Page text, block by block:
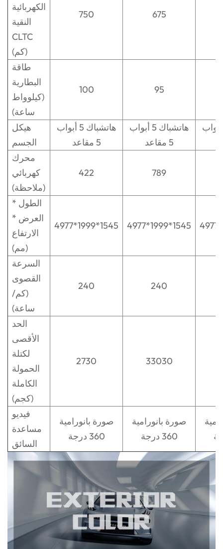
الكهربائية
النقية
CLTC
(كم)
750 675
طاقة
البطارية
(كيلوواط
ساعة)
100 95
هيكل
الجسم
هاتشباك 5 أبواب
5 مقاعد
هاتشباك 5 أبواب
5 مقاعد
5 أبواب
محرك
كهربائي
(ملاحظة)
422 789
الطول *
العرض *
الارتفاع
(مم)
4977*1999*1545 4977*1999*1545
السرعة
القصوى
(كم/
ساعة)
240 240
الحد
الأقصى
لكتلة
الحمولة
الكاملة
(كجم)
2730 33030
فيديو
مساعدة
السائق
صورة بانورامية
360 درجة
صورة بانورامية
360 درجة